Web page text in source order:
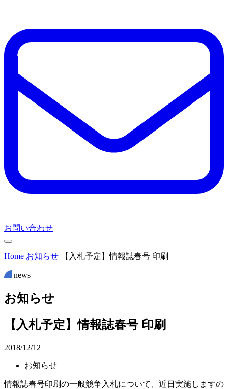
お問い合わせ
Home お知らせ 【入札予定】情報誌春号 印刷
news
お知らせ
【入札予定】情報誌春号 印刷
2018/12/12
お知らせ
情報誌春号印刷の一般競争入札について、近日実施しますの